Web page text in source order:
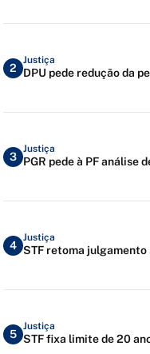
2
Justiça
DPU pede redução da
3
Justiça
PGR pede à PF análise
4
Justiça
STF retoma julgamento
5
Justiça
STF fixa limite de 20